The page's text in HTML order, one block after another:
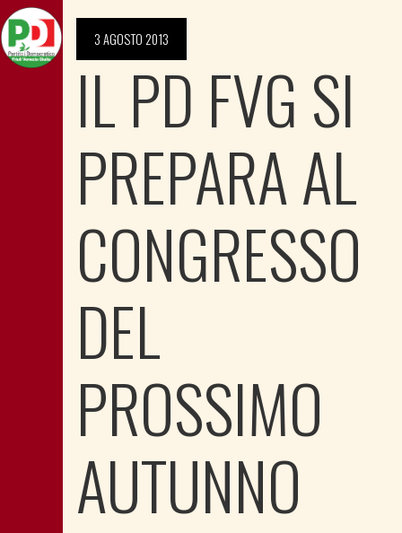
3 AGOSTO 2013
IL PD FVG SI
PREPARA AL
CONGRESSO
DEL
PROSSIMO
AUTUNNO